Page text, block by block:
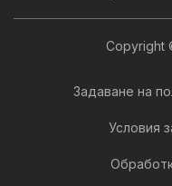
Copyright
Задаване на
Условия